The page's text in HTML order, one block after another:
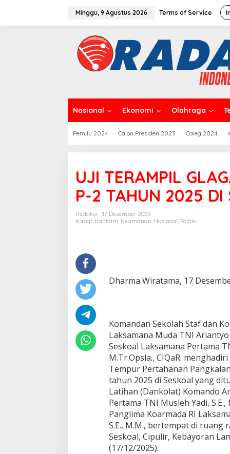
Minggu, 9 Agustus 2026 Terms of Service
Nasional Ekonomi Olahraga
Pemilu 2024 Calon Presiden 2023 Caleg 2024
UJI TERAMPIL
P-2 TAHUN 2025 DI
Redaksi
17 Desember 2025
Kabar Hankam, Keamanan, Nasional, Politik
Dharma Wiratama, 17
Komandan Sekolah Staf dan
Laksamana Muda TNI
Seskoal Laksamana Pertama
M.Tr.Opsla., CIQaR.
Tempur Pertahanan
tahun 2025 di Seskoal yang
Latihan (Dankolat) Komando
Pertama TNI Musleh Yadi,
Panglima Koarmada RI
S.E., M.M., bertempat di
Seskoal, Cipulir, Kebayoran
(17/12/2025).